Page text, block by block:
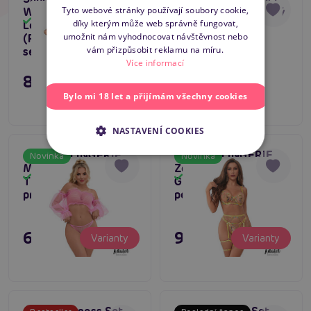
With Necklace And
Leg Details
(Fluorescent Pink),
sexy souprava prádla
Skladem
895 Kč Varianty
Bestseller
4.5
(Black/Red), dámský
korzet s bondáží
Skladem
1 195 Kč
Varianty
Novinka
ADALET LINGERIE
Melanie Bra and
Thong, sexy set
prádla
Skladem
695 Kč Varianty
Novinka
ADALET LINGERIE
Zoey Set with
Garters, sexy set s
podvazky
Skladem
995 Kč Varianty
ENGLISH
Tyto webové stránky používají soubory cookie,
díky kterým může web správně fungovat,
umožnit nám vyhodnocovat návštěvnost nebo
vám přizpůsobit reklamu na míru.
Více informací
Bylo mi 18 let a přijímám všechny cookies
NASTAVENÍ COOKIES